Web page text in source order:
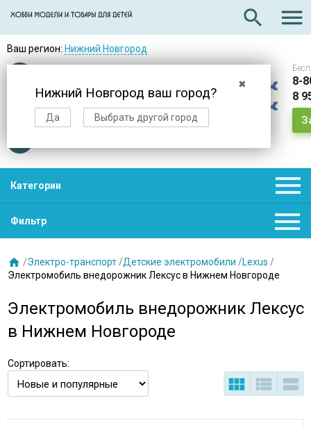
search 
Ваш регион: Нижний Новгород
✖
Нижний Новгород ваш город?
Да Выбрать другой город
Доставкав день заказа
8-
8
Категории 
Фильтр 
 /Электро-транспорт /Детские электромобили /Lexus /
Электромобиль внедорожник Лексус в Нижнем Новгороде
Электромобиль внедорожник Лексус
в Нижнем Новгороде
Сортировать:
  